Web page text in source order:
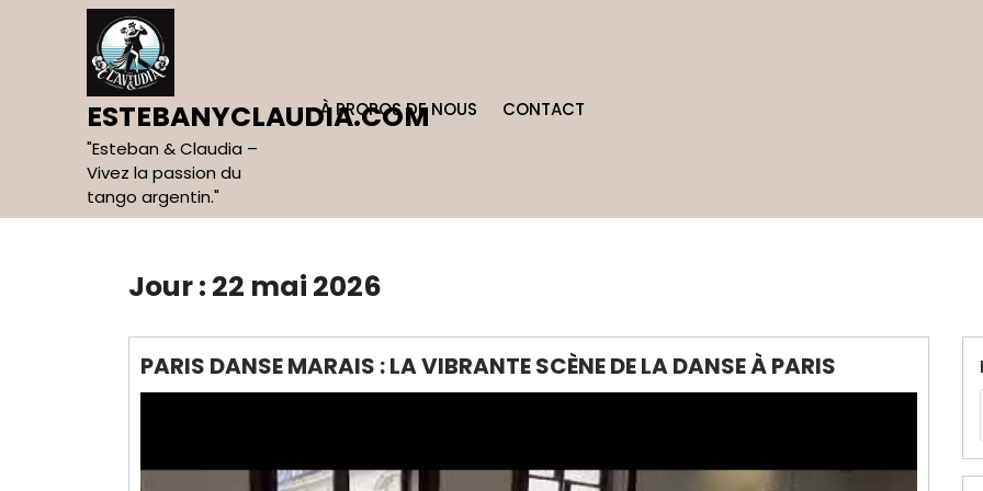
ESTEBANYCLAUDIA.COM
"Esteban & Claudia –
Vivez la passion du
tango argentin."
À PROPOS DE NOUS CONTACT
Jour : 22 mai 2026
PARIS DANSE MARAIS : LA VIBRANTE SCÈNE DE LA DANSE À PARIS